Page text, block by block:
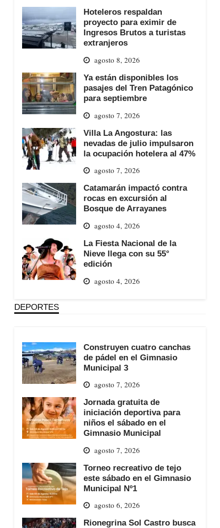
Hoteleros respaldan
proyecto para eximir de
Ingresos Brutos a turistas
extranjeros
agosto 8, 2026
Ya están disponibles los
pasajes del Tren Patagónico
para septiembre
agosto 7, 2026
Villa La Angostura: las
nevadas de julio impulsaron
la ocupación hotelera al 47%
agosto 7, 2026
Catamarán impactó contra
rocas en excursión al
Bosque de Arrayanes
agosto 4, 2026
La Fiesta Nacional de la
Nieve llega con su 55°
edición
agosto 4, 2026
DEPORTES
Construyen cuatro canchas
de pádel en el Gimnasio
Municipal 3
agosto 7, 2026
Jornada gratuita de
iniciación deportiva para
niños el sábado en el
Gimnasio Municipal
agosto 7, 2026
Torneo recreativo de tejo
este sábado en el Gimnasio
Municipal Nº1
agosto 6, 2026
Rionegrina Sol Castro busca